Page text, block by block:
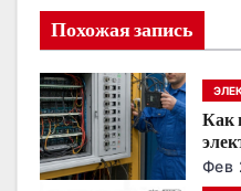
я
п
о
з
Похожая запись
Как
Фев